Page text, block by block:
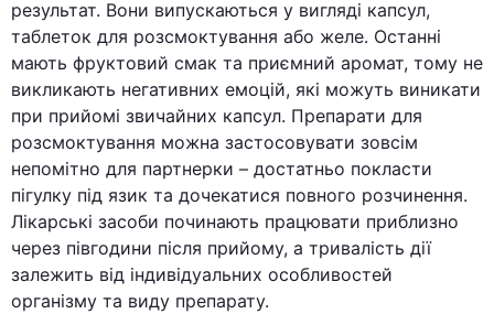
результат. Вони випускаються у вигляді капсул,
таблеток для розсмоктування або желе. Останні
мають фруктовий смак та приємний аромат, тому не
викликають негативних емоцій, які можуть виникати
при прийомі звичайних капсул. Препарати для
розсмоктування можна застосовувати зовсім
непомітно для партнерки – достатньо покласти
пігулку під язик та дочекатися повного розчинення.
Лікарські засоби починають працювати приблизно
через півгодини після прийому, а тривалість дії
залежить від індивідуальних особливостей
організму та виду препарату.